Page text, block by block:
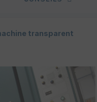
transparent